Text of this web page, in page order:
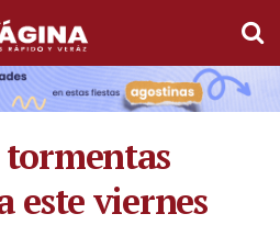
tormentas
este viernes